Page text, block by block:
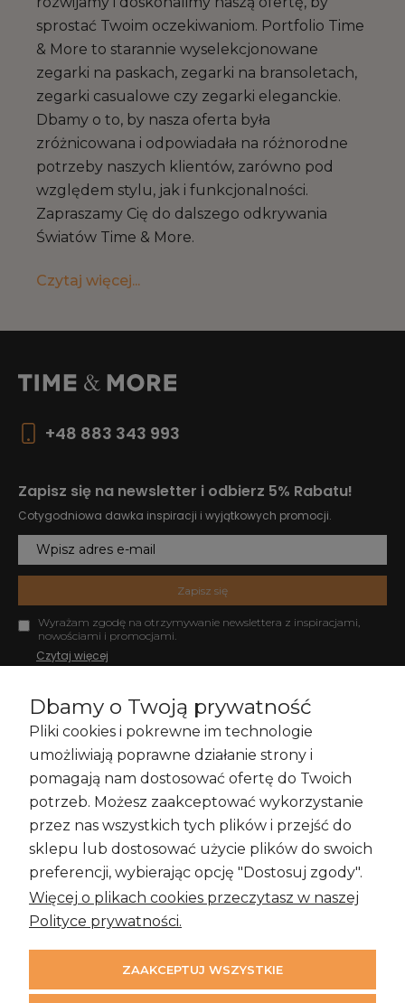
sprostać Twoim oczekiwaniom. Portfolio Time
& More to starannie wyselekcjonowane
zegarki na paskach, zegarki na bransoletach,
zegarki casualowe czy zegarki eleganckie.
Dbamy o to, by nasza oferta była
zróżnicowana i odpowiadała na różnorodne
potrzeby naszych klientów, zarówno pod
względem stylu, jak i funkcjonalności.
Zapraszamy Cię do dalszego odkrywania
Światów Time & More.
Czytaj więcej...
+48 883 343 993
Zapisz się na newsletter i odbierz 5% Rabatu!
Cotygodniowa dawka inspiracji i wyjątkowych promocji.
Zapisz się
Wyrażam zgodę na otrzymywanie newslettera z inspiracjami,
nowościami i promocjami.
Czytaj więcej
Zakupy i Zwroty
Informacje
Moje konto
Dbamy o Twoją prywatność
Pliki cookies i pokrewne im technologie
umożliwiają poprawne działanie strony i
pomagają nam dostosować ofertę do Twoich
potrzeb. Możesz zaakceptować wykorzystanie
przez nas wszystkich tych plików i przejść do
sklepu lub dostosować użycie plików do swoich
preferencji, wybierając opcję "Dostosuj zgody".
Więcej o plikach cookies przeczytasz w naszej
Polityce prywatności.
ZAAKCEPTUJ WSZYSTKIE